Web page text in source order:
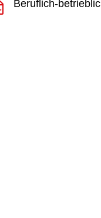
Beruflich-